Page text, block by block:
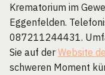
Krematorium im
Eggenfelden.
087211244431.
Sie auf der Website
schweren Moment